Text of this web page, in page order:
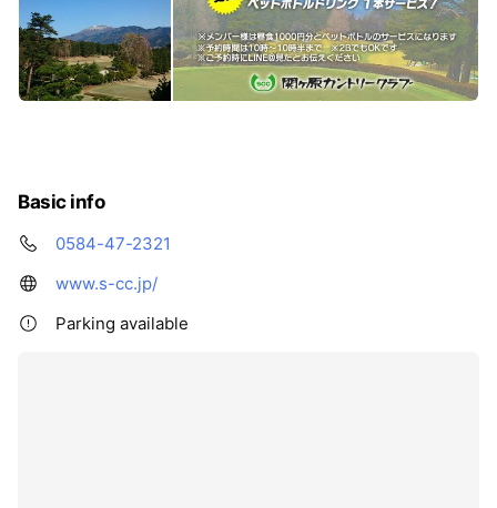
Basic info
0584-47-2321
www.s-cc.jp/
Parking available